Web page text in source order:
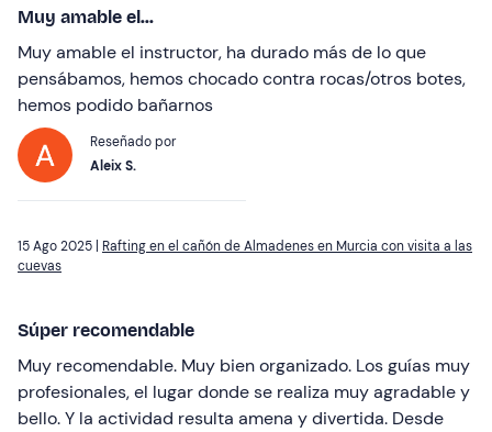
Muy amable el...
Muy amable el instructor, ha durado más de lo que
pensábamos, hemos chocado contra rocas/otros botes,
hemos podido bañarnos
Reseñado por
Aleix S.
15 Ago 2025 | Rafting en el cañón de Almadenes en Murcia con visita a las
cuevas
Súper recomendable
Muy recomendable. Muy bien organizado. Los guías muy
profesionales, el lugar donde se realiza muy agradable y
bello. Y la actividad resulta amena y divertida. Desde